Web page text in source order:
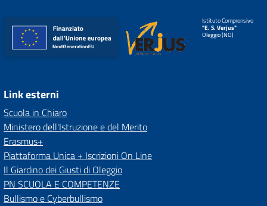
Istituto Comprensivo
"E. S. Verjus"
Oleggio (NO)
Link esterni
Scuola in Chiaro
Ministero dell'Istruzione e del Merito
Erasmus+
Piattaforma Unica + Iscrizioni On Line
Il Giardino dei Giusti di Oleggio
PN SCUOLA E COMPETENZE
Bullismo e Cyberbullismo